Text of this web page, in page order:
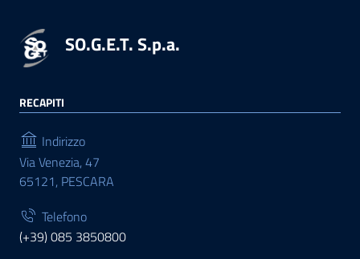
SO.G.E.T. S.p.a.
RECAPITI
Indirizzo
Via Venezia, 47
65121, PESCARA
Telefono
(+39) 085 3850800